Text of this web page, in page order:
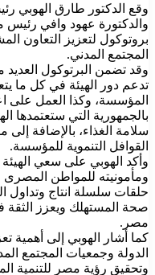
وقع الدكتور طارق الهوبي
والدكتورة عهود وافي
بروتوكول لتعزيز التعاون
المجتمع المدني.
وقد تضمن البرتوكول العديد
تدعم دور الهيئة في كل ما
المؤسسة، وكذا العمل على
بالجمهورية التي ستعتمدها
سلامة الغذاء، بالإضافة إلى
القوافل التنموية للمؤسسة.
وأكد الهوبي على سعي الهيئة
ومأمونيته للمواطن
حلقات سلسلة انتاج وتداول
صحة المستهلك ويعزز الثقة
مصر.
كما أشار الهوبي إلى أهمية
الدولة وجمعيات المجتمع